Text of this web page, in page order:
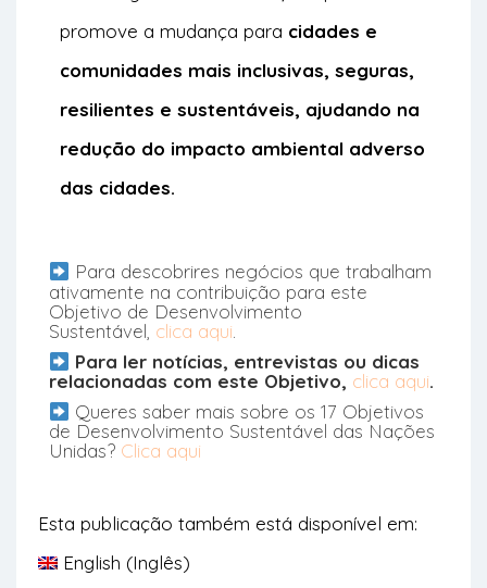
promove a mudança para cidades e
comunidades mais inclusivas, seguras,
resilientes e sustentáveis, ajudando na
redução do impacto ambiental adverso
das cidades.
Para descobrires negócios que trabalham
ativamente na contribuição para este
Objetivo de Desenvolvimento
Sustentável, clica aqui
Para ler notícias, entrevistas ou dicas
relacionadas com este Objetivo, clica aqui.
Queres saber mais sobre os 17 Objetivos
de Desenvolvimento Sustentável das Nações
Unidas? Clica aqui
Esta publicação também está disponível em:
English (Inglês)